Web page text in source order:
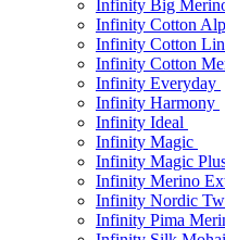
Infinity Big
Infinity Cotton
Infinity Cotton
Infinity Cotton
Infinity Everyday
Infinity Harmony
Infinity Ideal
Infinity Magic
Infinity Magic
Infinity Merino
Infinity Nordic
Infinity Pima